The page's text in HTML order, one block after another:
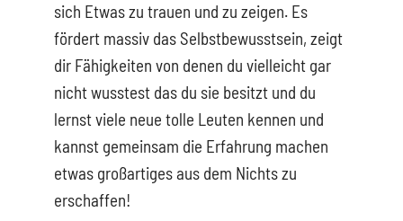
sich Etwas zu trauen und zu zeigen. Es
fördert massiv das Selbstbewusstsein, zeigt
dir Fähigkeiten von denen du vielleicht gar
nicht wusstest das du sie besitzt und du
lernst viele neue tolle Leuten kennen und
kannst gemeinsam die Erfahrung machen
etwas großartiges aus dem Nichts zu
erschaffen!